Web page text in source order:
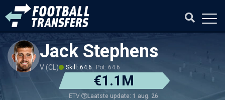
Jack Stephens
V (CL) Skill: 64.6 Pot: 64.6
€1.1M
ETV Laatste update: 1 aug. 26